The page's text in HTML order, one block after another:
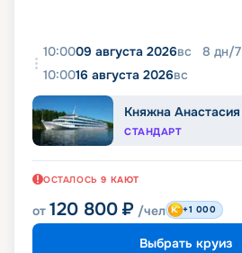
10:0009 августа 2026вс 8 дн/7
10:0016 августа 2026вс
Княжна Анастасия
СТАНДАРТ
ОСТАЛОСЬ 9 КАЮТ
от 120 800 ₽ /чел +1 000
Выбрать круиз